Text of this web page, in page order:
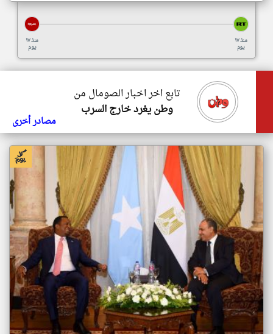
منذ ١٧
يوم
منذ ١٧
يوم
تابع اخر اخبار الصومال من
وطن يغرد خارج السرب
مصادر أخرى